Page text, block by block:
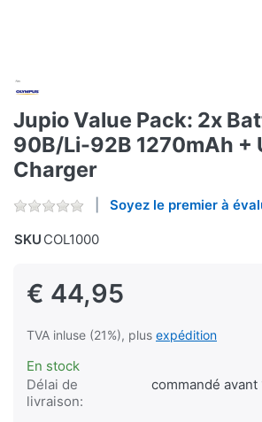
Jupio Value Pack: 2x
90B/Li-92B 1270mAh +
Charger
Soyez le premier à
SKU COL1000
€ 44,95
TVA inluse (21%), plus expédition
En stock
Délai de
livraison:
commandé avant